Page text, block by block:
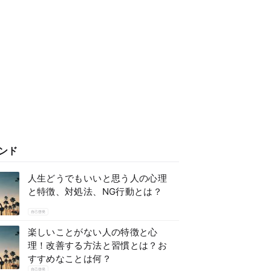
ド
人生どうでもいいと思う人の心理
と特徴、対処法、NG行動とは？
自己啓発
楽しいことがない人の特徴と心
理！改善する方法と習慣とは？お
すすめなことは何？
自己啓発